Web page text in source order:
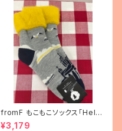
fromF もこもこソックス「Helsi
nki（ヘルシンキ）」
¥3,179